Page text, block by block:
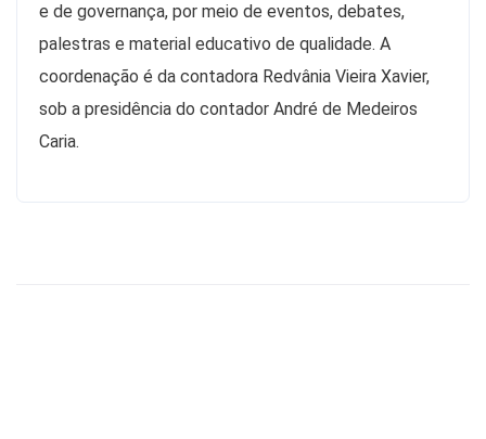
e de governança, por meio de eventos, debates,
palestras e material educativo de qualidade. A
coordenação é da contadora Redvânia Vieira Xavier,
sob a presidência do contador André de Medeiros
Caria.